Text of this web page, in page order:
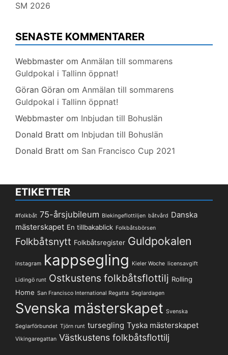
SM 2026
SENASTE KOMMENTARER
Webbmaster om Anmälan till sommarens
Guldpokal i Tallinn öppnat!
Göran Göran om Anmälan till sommarens
Guldpokal i Tallinn öppnat!
Webbmaster om Inbjudan till Bohuslän
Donald Bratt om Inbjudan till Bohuslän
Donald Bratt om San Francisco Cup 2021
ETIKETTER
#folkbåt 75-årsjubileum Blekingeflottiljen båtvård Danska
mästerskapet En tillbakablick Folkbåtsbörsen
Folkbåtsnytt Folkbåtsregister Guldpokalen
instagram kappsegling Kieler Woche licensavgift
Lidingö runt Ostkustens folkbåtsflottilj Rolling
Home San Francisco International Regatta Seglardagen
Svenska mästerskapet Svenska
Seglarförbundet Tjörn runt tursegling Tyska mästerskapet
Vikingaregattan Västkustens folkbåtsflottilj